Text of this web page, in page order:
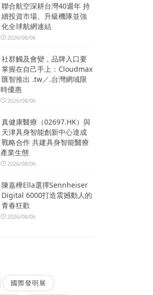
聯合航空深耕台灣40週年 持
續投資市場、升級機隊並強
化全球航網連結
2026/08/06
社群觸及會變，品牌入口要
掌握在自己手上：Cloudmax
匯智推出 .tw／.台灣網域限
時優惠
2026/08/06
真健康醫療（02697.HK）與
天津具身智能創新中心達成
戰略合作 共建具身智能醫療
產業生態
2026/08/06
陳嘉樺Ella選擇Sennheiser
Digital 6000打造震撼動人的
青春狂歡
2026/08/06
國際發明展